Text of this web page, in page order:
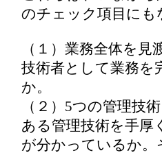
のチェック項目にも
（１）業務全体を
技術者として業務を
か。
（２）5つの管理技
ある管理技術を手
が分かっているか